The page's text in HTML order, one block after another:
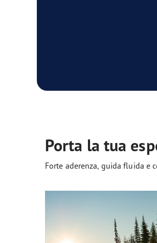
Porta la tua
Forte aderenza, guida fluida e